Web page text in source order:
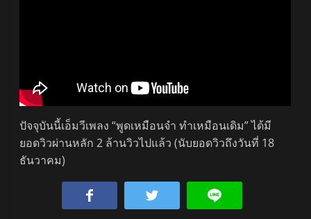
ปัจจุบันนี้เอ็มวีเพลง “พูดเหมือนจำ ทำเหมือนเดิม” ได้มี
ยอดวิวผ่านหลัก 2 ล้านวิวไปแล้ว (นับยอดวิวถึงวันที่ 18
ธันวาคม)